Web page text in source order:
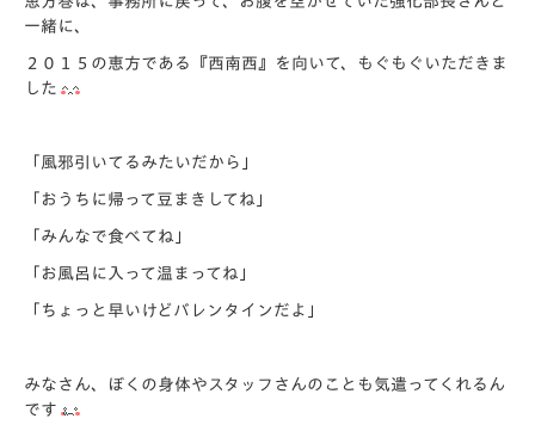
一緒に、
２０１５の恵方である『西南西』を向いて、もぐもぐいただきま
した
「風邪引いてるみたいだから」
「おうちに帰って豆まきしてね」
「みんなで食べてね」
「お風呂に入って温まってね」
「ちょっと早いけどバレンタインだよ」
みなさん、ぼくの身体やスタッフさんのことも気遣ってくれるん
です